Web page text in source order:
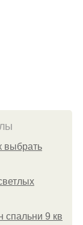
выбрать
спальни 9 кв